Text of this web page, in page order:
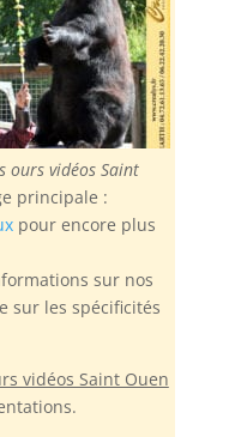
ours vidéos Saint
principale :
pour encore plus
sur nos
sur les spécificités
vidéos Saint Ouen